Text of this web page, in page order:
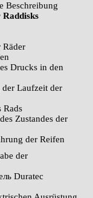
Beschreibung
Raddisks
Räder
Drucks in den
Laufzeit der
Rads
Zustandes der
der Reifen
der
Duratec